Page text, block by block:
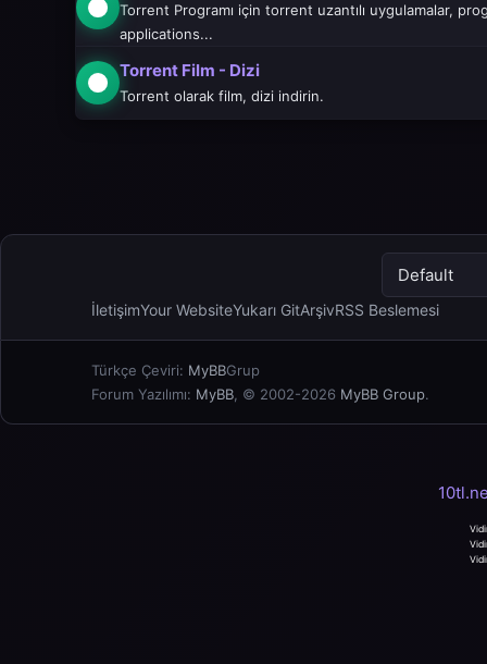
Torrent Programı için torrent uzantılı uygulamalar,
applications...
Torrent Film - Dizi
Torrent olarak film, dizi indirin.
İletişimYour WebsiteYukarı GitArşivRSS Beslemesi
Türkçe Çeviri: MyBBGrup
Forum Yazılımı: MyBB , © 2002-2026 MyBB Group.